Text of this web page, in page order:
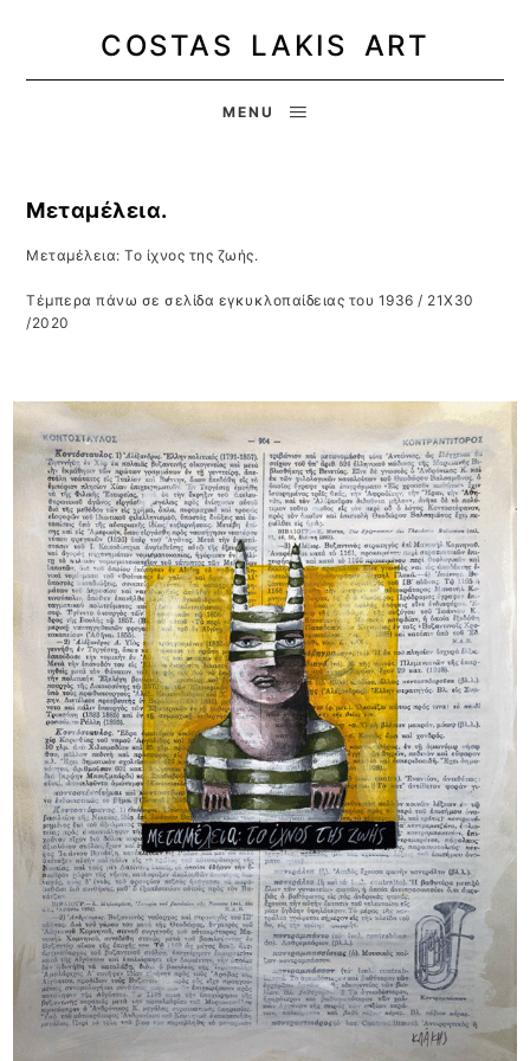
COSTAS LAKIS ART
MENU
Μεταμέλεια.
Μεταμέλεια: Το ίχνος της ζωής.
Τέμπερα πάνω σε σελίδα εγκυκλοπαίδειας του 1936 / 21Χ30
/2020